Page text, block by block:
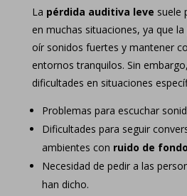
La pérdida auditiva leve suele
en muchas situaciones, ya que
oír sonidos fuertes y mantener
entornos tranquilos. Sin
dificultades en situaciones
Problemas para escuchar
Dificultades para seguir
ambientes con ruido de fondo
Necesidad de pedir a las
han dicho.